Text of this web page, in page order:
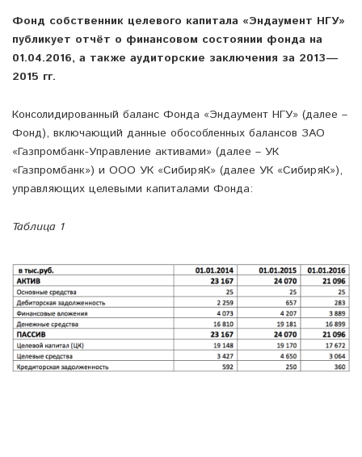
Фонд собственник целевого капитала «Эндаумент НГУ»
публикует отчёт о финансовом состоянии фонда на
01.04.2016, а также аудиторские заключения за 2013—
2015 гг.
Консолидированный баланс Фонда «Эндаумент НГУ» (далее –
Фонд), включающий данные обособленных балансов ЗАО
«Газпромбанк-Управление активами» (далее – УК
«Газпромбанк») и ООО УК «СибиряК» (далее УК «СибиряК»),
управляющих целевыми капиталами Фонда:
Таблица 1